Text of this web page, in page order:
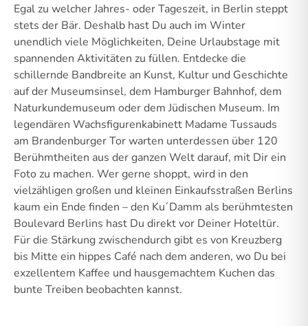
Egal zu welcher Jahres- oder Tageszeit, in Berlin steppt
stets der Bär. Deshalb hast Du auch im Winter
unendlich viele Möglichkeiten, Deine Urlaubstage mit
spannenden Aktivitäten zu füllen. Entdecke die
schillernde Bandbreite an Kunst, Kultur und Geschichte
auf der Museumsinsel, dem Hamburger Bahnhof, dem
Naturkundemuseum oder dem Jüdischen Museum. Im
legendären Wachsfigurenkabinett Madame Tussauds
am Brandenburger Tor warten unterdessen über 120
Berühmtheiten aus der ganzen Welt darauf, mit Dir ein
Foto zu machen. Wer gerne shoppt, wird in den
vielzähligen großen und kleinen Einkaufsstraßen Berlins
kaum ein Ende finden – den Ku´Damm als berühmtesten
Boulevard Berlins hast Du direkt vor Deiner Hoteltür.
Für die Stärkung zwischendurch gibt es von Kreuzberg
bis Mitte ein hippes Café nach dem anderen, wo Du bei
exzellentem Kaffee und hausgemachtem Kuchen das
bunte Treiben beobachten kannst.